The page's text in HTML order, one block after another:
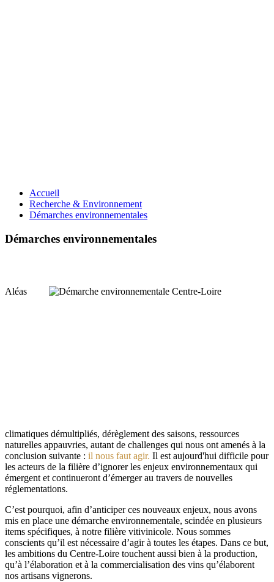
Accueil
Recherche & Environnement
Démarches environnementales
Démarches environnementales
Aléas
climatiques démultipliés, dérèglement des saisons, ressources
naturelles appauvries, autant de challenges qui nous ont amenés à la
conclusion suivante : il nous faut agir. Il est aujourd'hui difficile pour
les acteurs de la filière d’ignorer les enjeux environnementaux qui
émergent et continueront d’émerger au travers de nouvelles
réglementations.
C’est pourquoi, afin d’anticiper ces nouveaux enjeux, nous avons
mis en place une démarche environnementale, scindée en plusieurs
items spécifiques, à notre filière vitivinicole. Nous sommes
conscients qu’il est nécessaire d’agir à toutes les étapes. Dans ce but,
les ambitions du Centre-Loire touchent aussi bien à la production,
qu’à l’élaboration et à la commercialisation des vins qu’élaborent
nos artisans vignerons.